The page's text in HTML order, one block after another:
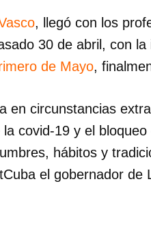
como favorito, primero has
INICIAR
, llegó con los
30 de abril, con
de Mayo,
en circunstancias
covid-19 y el
hábitos y
el gobernador de